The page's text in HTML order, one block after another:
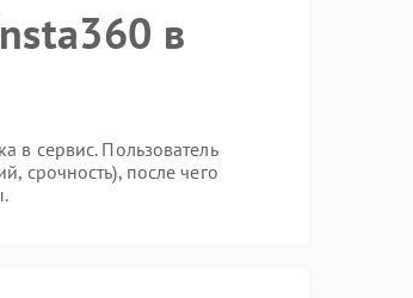
в
в сервис. Пользователь
срочность), после чего